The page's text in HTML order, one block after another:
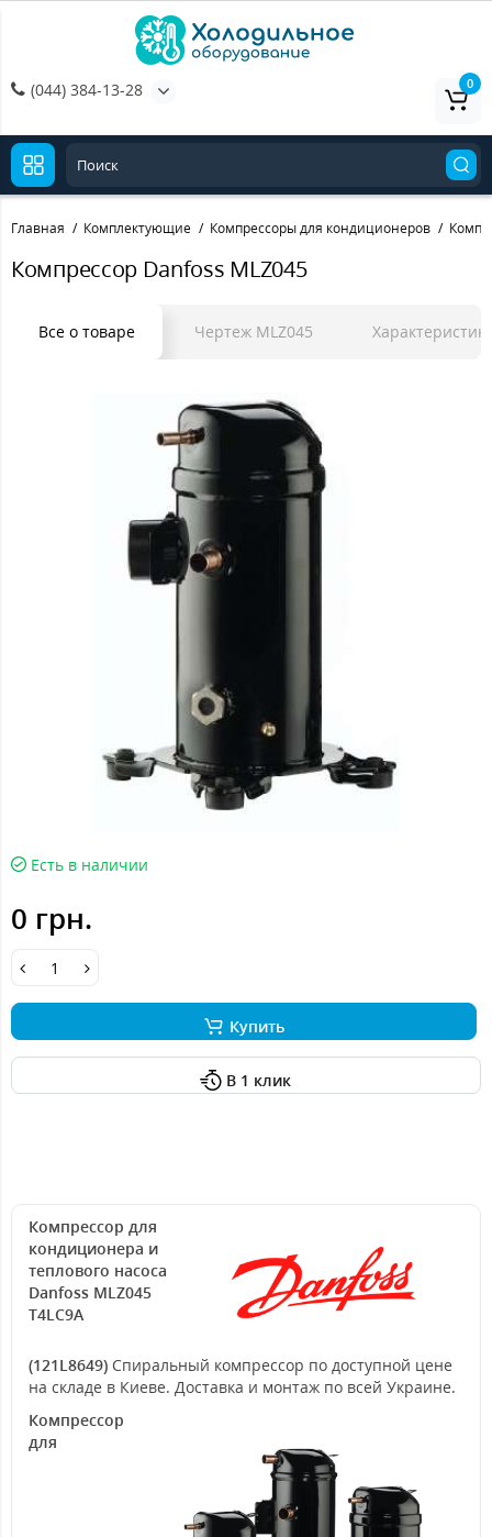
(044) 384-13-28 0
Главная Комплектующие Компрессоры для кондиционеров
Компрессор Danfoss MLZ045
Все о товаре Чертеж MLZ045
Есть в наличии
0 грн.
Купить
В 1 клик
Компрессор для
кондиционера и
теплового насоса
Danfoss MLZ045
T4LC9A
(121L8649) Спиральный компрессор по доступной цене
на складе в Киеве. Доставка и монтаж по всей Украине.
Компрессор
для